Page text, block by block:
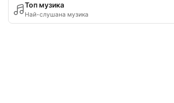
Топ музика
Най-слушана музика